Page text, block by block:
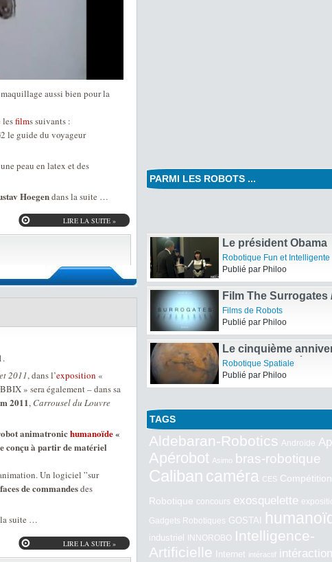
aussi bien pour la
lesfilms suivants :
le guide du voyageur
peau en latex et des
Hoegendans la suite …
LIRE LA SUITE »
2011, dans l’exposition «
» sera également – dans sa
2011, Carrousel du Louvre
animatronichumanoïde«
conçu à partir de matériel
Un logiciel ”sur
de commandesdes
suite …
LIRE LA SUITE »
PARMI LES ROBOTS ...
vidéo de la troisième
annonce
Le président Obama
rencontre les robots
japonais
Robotique Fun et Intelligente
Publié par Philoo
Film The Surrogates /
Clones – Nouvelles
promotionnelles
Films de Robots
Publié par Philoo
Le cinquième
des robots
et Opportunity sur la
Robotique Spatiale
Publié par Philoo
TAGS
Aldebaran-Robotics Androïde
Apérobot Asimo bras-robotique
Caliban caméra CES Compétition
Robotique concours exosquelette
Gadgets Robotiques GOSTAI
industriel INNOROBO Intelligence-
Artificielle
Internet intéractif intéraction